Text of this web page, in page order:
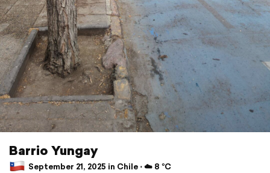
Barrio Yungay
September 21, 2025 in Chile ⋅ ☁️ 8 °C